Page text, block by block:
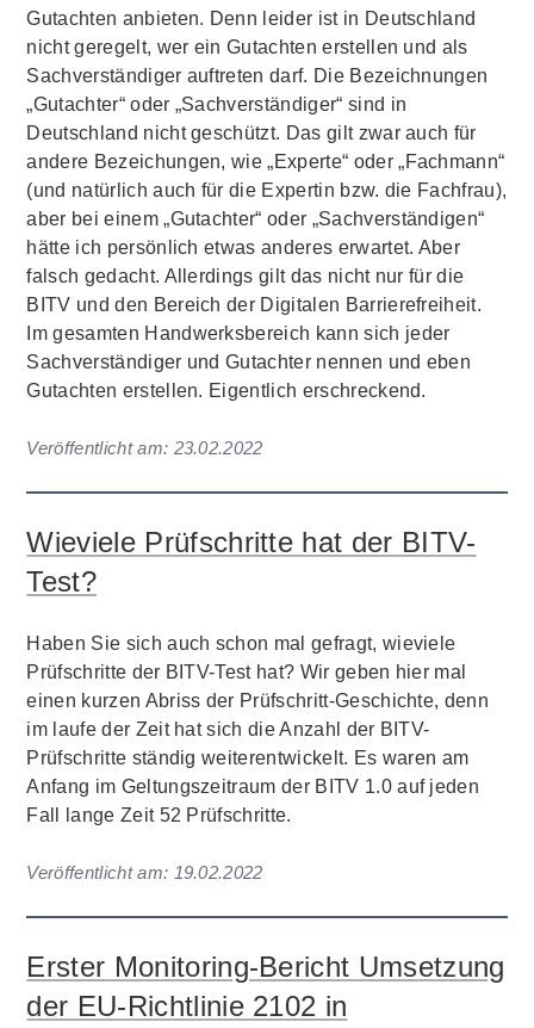
Gutachten anbieten. Denn leider ist in Deutschland
nicht geregelt, wer ein Gutachten erstellen und als
Sachverständiger auftreten darf. Die Bezeichnungen
„Gutachter“ oder „Sachverständiger“ sind in
Deutschland nicht geschützt. Das gilt zwar auch für
andere Bezeichungen, wie „Experte“ oder „Fachmann“
(und natürlich auch für die Expertin bzw. die Fachfrau),
aber bei einem „Gutachter“ oder „Sachverständigen“
hätte ich persönlich etwas anderes erwartet. Aber
falsch gedacht. Allerdings gilt das nicht nur für die
BITV und den Bereich der Digitalen Barrierefreiheit.
Im gesamten Handwerksbereich kann sich jeder
Sachverständiger und Gutachter nennen und eben
Gutachten erstellen. Eigentlich erschreckend.
Veröffentlicht am: 23.02.2022
Wieviele Prüfschritte hat der BITV-
Test?
Haben Sie sich auch schon mal gefragt, wieviele
Prüfschritte der BITV-Test hat? Wir geben hier mal
einen kurzen Abriss der Prüfschritt-Geschichte, denn
im laufe der Zeit hat sich die Anzahl der BITV-
Prüfschritte ständig weiterentwickelt. Es waren am
Anfang im Geltungszeitraum der BITV 1.0 auf jeden
Fall lange Zeit 52 Prüfschritte.
Veröffentlicht am: 19.02.2022
Erster Monitoring-Bericht Umsetzung
der EU-Richtlinie 2102 in